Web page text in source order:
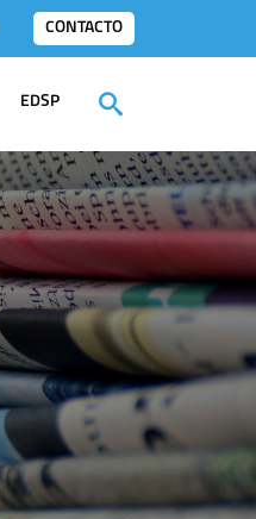
CONTACTO
EDSP